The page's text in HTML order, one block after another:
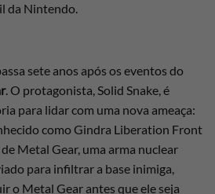
da Nintendo.
sete anos após os eventos do
. O protagonista, Solid Snake, é
para lidar com uma nova ameaça:
como Gindra Liberation Front
Metal Gear, uma arma nuclear
para infiltrar a base inimiga,
o Metal Gear antes que ele seja